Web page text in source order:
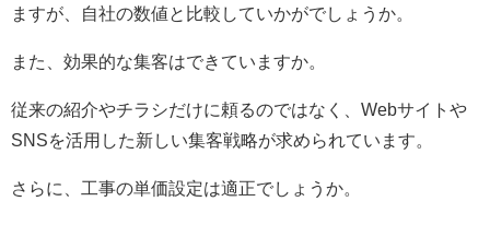
ますが、自社の数値と比較していかがでしょうか。
また、効果的な集客はできていますか。
従来の紹介やチラシだけに頼るのではなく、Webサイトや
SNSを活用した新しい集客戦略が求められています。
さらに、工事の単価設定は適正でしょうか。